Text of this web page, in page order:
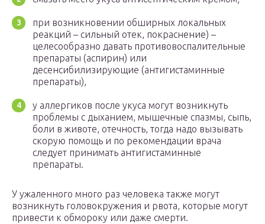
при возникновении обширных локальных
реакций – сильный отек, покраснение) –
целесообразно давать противовоспалительные
препараты (аспирин) или
десенсибилизирующие (антигистаминные
препараты),
у аллергиков после укуса могут возникнуть
проблемы с дыханием, мышечные спазмы, сыпь,
боли в животе, отечность, тогда надо вызывать
скорую помощь и по рекомендации врача
следует принимать антигистаминные
препараты.
У ужаленного много раз человека также могут
возникнуть головокружения и рвота, которые могут
привести к обмороку или даже смерти.